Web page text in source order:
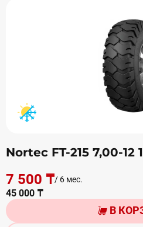
Nortec FT-215 7,00-12
7 500 ₸/ 6 мес.
45 000 ₸
В